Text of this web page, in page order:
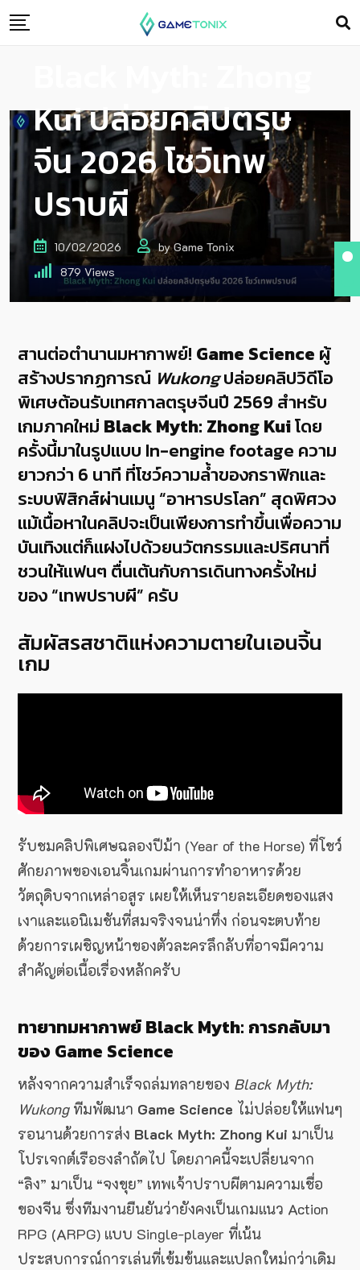
Kui ปล่อยคลิปตรุษ
จีน 2026 โชว์เทพ
ปราบผี
10/02/2026 byGame Tonix
879 Views
สานต่อตำนานมหากาพย์! Game Science ผู้
สร้างปรากฏการณ์ Wukongปล่อยคลิปวิดีโอ
พิเศษต้อนรับเทศกาลตรุษจีนปี 2569 สำหรับ
เกมภาคใหม่ Black Myth: Zhong Kuiโดย
ครั้งนี้มาในรูปแบบ In-engine footage ความ
ยาวกว่า 6 นาที ที่โชว์ความล้ำของกราฟิกและ
ระบบฟิสิกส์ผ่านเมนู “อาหารปรโลก” สุดพิศวง
แม้เนื้อหาในคลิปจะเป็นเพียงการทำขึ้นเพื่อความ
บันเทิงแต่ก็แฝงไปด้วยนวัตกรรมและปริศนาที่
ชวนให้แฟนๆ ตื่นเต้นกับการเดินทางครั้งใหม่
ของ “เทพปราบผี” ครับ
สัมผัสรสชาติแห่งความตายในเอนจิ้น
เกม
รับชมคลิปพิเศษฉลองปีม้า (Year of the Horse) ที่โชว์
ศักยภาพของเอนจิ้นเกมผ่านการทำอาหารด้วย
วัตถุดิบจากเหล่าอสูร เผยให้เห็นรายละเอียดของแสง
เงาและแอนิเมชันที่สมจริงจนน่าทึ่ง ก่อนจะตบท้าย
ด้วยการเผชิญหน้าของตัวละครลึกลับที่อาจมีความ
สำคัญต่อเนื้อเรื่องหลักครับ
ทายาทมหากาพย์ Black Myth: การกลับมา
ของ Game Science
หลังจากความสำเร็จถล่มทลายของ Black Myth:
Wukongทีมพัฒนา Game Science ไม่ปล่อยให้แฟนๆ
รอนานด้วยการส่ง Black Myth: Zhong Kui มาเป็น
โปรเจกต์เรือธงลำถัดไป โดยภาคนี้จะเปลี่ยนจาก
“ลิง” มาเป็น “จงขุย” เทพเจ้าปราบผีตามความเชื่อ
ของจีน ซึ่งทีมงานยืนยันว่ายังคงเป็นเกมแนว Action
RPG (ARPG) แบบ Single-player ที่เน้น
ประสบการณ์การเล่นที่เข้มข้นและแปลกใหม่กว่าเดิม